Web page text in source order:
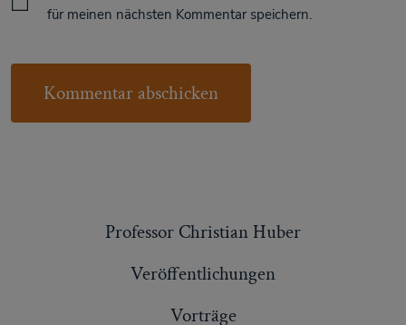
für meinen nächsten Kommentar speichern.
Professor Christian Huber
Veröffentlichungen
Vorträge